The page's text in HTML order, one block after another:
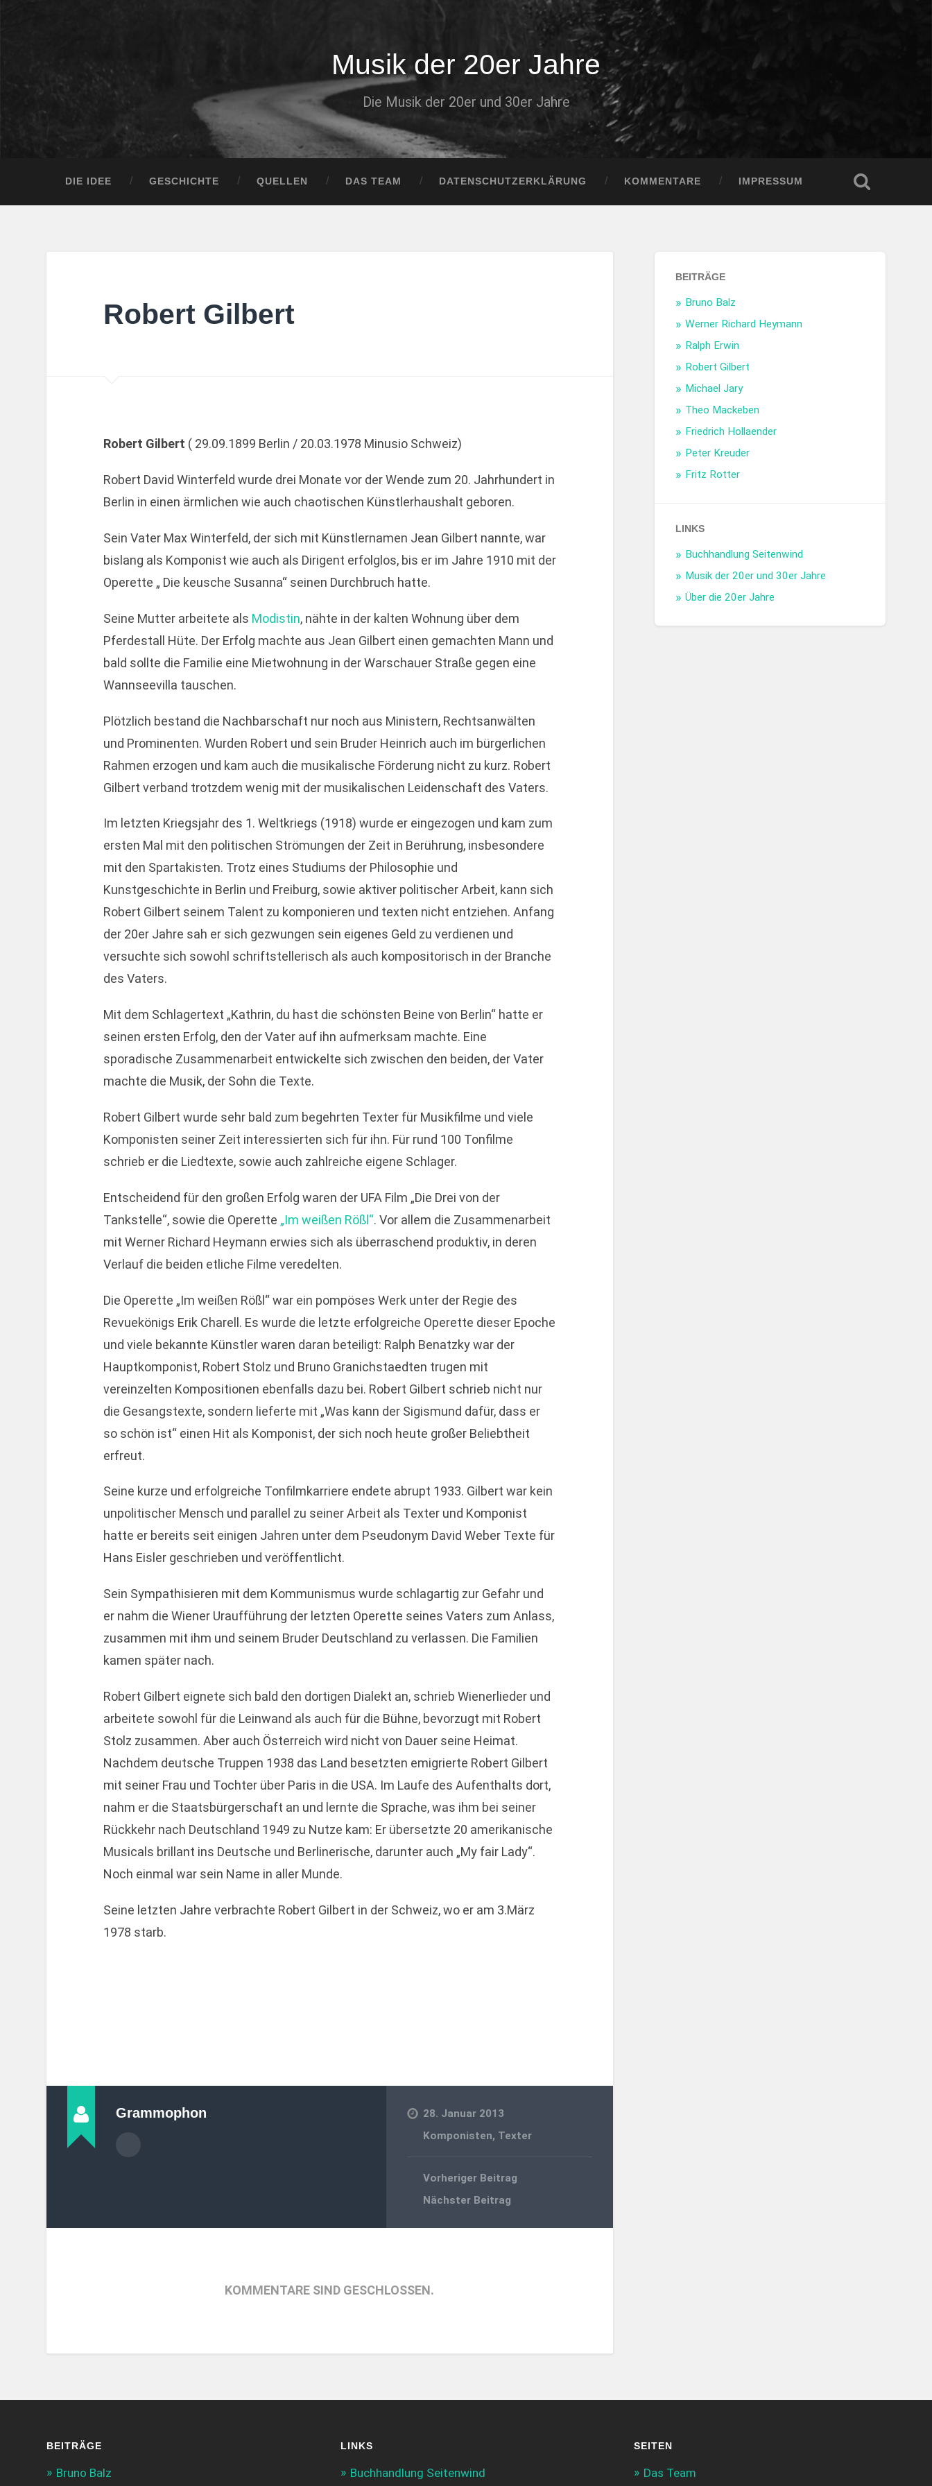
Musik der 20er Jahre
Die Musik der 20er und 30er Jahre
DIE IDEE GESCHICHTE QUELLEN DAS TEAM DATENSCHUTZERKLÄRUNG KOMMENTARE IMPRESSUM
Robert Gilbert
Robert Gilbert ( 29.09.1899 Berlin / 20.03.1978 Minusio Schweiz)
Robert David Winterfeld wurde drei Monate vor der Wende zum 20. Jahrhundert in
Berlin in einen ärmlichen wie auch chaotischen Künstlerhaushalt geboren.
Sein Vater Max Winterfeld, der sich mit Künstlernamen Jean Gilbert nannte, war
bislang als Komponist wie auch als Dirigent erfolglos, bis er im Jahre 1910 mit der
Operette „ Die keusche Susanna“ seinen Durchbruch hatte.
Seine Mutter arbeitete als Modistin, nähte in der kalten Wohnung über dem
Pferdestall Hüte. Der Erfolg machte aus Jean Gilbert einen gemachten Mann und
bald sollte die Familie eine Mietwohnung in der Warschauer Straße gegen eine
Wannseevilla tauschen.
Plötzlich bestand die Nachbarschaft nur noch aus Ministern, Rechtsanwälten
und Prominenten. Wurden Robert und sein Bruder Heinrich auch im bürgerlichen
Rahmen erzogen und kam auch die musikalische Förderung nicht zu kurz. Robert
Gilbert verband trotzdem wenig mit der musikalischen Leidenschaft des Vaters.
Im letzten Kriegsjahr des 1. Weltkriegs (1918) wurde er eingezogen und kam zum
ersten Mal mit den politischen Strömungen der Zeit in Berührung, insbesondere
mit den Spartakisten. Trotz eines Studiums der Philosophie und
Kunstgeschichte in Berlin und Freiburg, sowie aktiver politischer Arbeit, kann sich
Robert Gilbert seinem Talent zu komponieren und texten nicht entziehen. Anfang
der 20er Jahre sah er sich gezwungen sein eigenes Geld zu verdienen und
versuchte sich sowohl schriftstellerisch als auch kompositorisch in der Branche
des Vaters.
Mit dem Schlagertext „Kathrin, du hast die schönsten Beine von Berlin“ hatte er
seinen ersten Erfolg, den der Vater auf ihn aufmerksam machte. Eine
sporadische Zusammenarbeit entwickelte sich zwischen den beiden, der Vater
machte die Musik, der Sohn die Texte.
Robert Gilbert wurde sehr bald zum begehrten Texter für Musikfilme und viele
Komponisten seiner Zeit interessierten sich für ihn. Für rund 100 Tonfilme
schrieb er die Liedtexte, sowie auch zahlreiche eigene Schlager.
Entscheidend für den großen Erfolg waren der UFA Film „Die Drei von der
Tankstelle“, sowie die Operette „Im weißen Rößl“. Vor allem die Zusammenarbeit
mit Werner Richard Heymann erwies sich als überraschend produktiv, in deren
Verlauf die beiden etliche Filme veredelten.
Die Operette „Im weißen Rößl“ war ein pompöses Werk unter der Regie des
Revuekönigs Erik Charell. Es wurde die letzte erfolgreiche Operette dieser Epoche
und viele bekannte Künstler waren daran beteiligt: Ralph Benatzky war der
Hauptkomponist, Robert Stolz und Bruno Granichstaedten trugen mit
vereinzelten Kompositionen ebenfalls dazu bei. Robert Gilbert schrieb nicht nur
die Gesangstexte, sondern lieferte mit „Was kann der Sigismund dafür, dass er
so schön ist“ einen Hit als Komponist, der sich noch heute großer Beliebtheit
erfreut.
Seine kurze und erfolgreiche Tonfilmkarriere endete abrupt 1933. Gilbert war kein
unpolitischer Mensch und parallel zu seiner Arbeit als Texter und Komponist
hatte er bereits seit einigen Jahren unter dem Pseudonym David Weber Texte für
Hans Eisler geschrieben und veröffentlicht.
Sein Sympathisieren mit dem Kommunismus wurde schlagartig zur Gefahr und
er nahm die Wiener Uraufführung der letzten Operette seines Vaters zum Anlass,
zusammen mit ihm und seinem Bruder Deutschland zu verlassen. Die Familien
kamen später nach.
Robert Gilbert eignete sich bald den dortigen Dialekt an, schrieb Wienerlieder und
arbeitete sowohl für die Leinwand als auch für die Bühne, bevorzugt mit Robert
Stolz zusammen. Aber auch Österreich wird nicht von Dauer seine Heimat.
Nachdem deutsche Truppen 1938 das Land besetzten emigrierte Robert Gilbert
mit seiner Frau und Tochter über Paris in die USA. Im Laufe des Aufenthalts dort,
nahm er die Staatsbürgerschaft an und lernte die Sprache, was ihm bei seiner
Rückkehr nach Deutschland 1949 zu Nutze kam: Er übersetzte 20 amerikanische
Musicals brillant ins Deutsche und Berlinerische, darunter auch „My fair Lady“.
Noch einmal war sein Name in aller Munde.
Seine letzten Jahre verbrachte Robert Gilbert in der Schweiz, wo er am 3.März
1978 starb.
Grammophon
28. Januar 2013
Komponisten, Texter
Vorheriger Beitrag
Nächster Beitrag
KOMMENTARE SIND GESCHLOSSEN.
BEITRÄGE
Bruno Balz
Werner Richard Heymann
Ralph Erwin
Robert Gilbert
Michael Jary
Theo Mackeben
Friedrich Hollaender
Peter Kreuder
Fritz Rotter
LINKS
Buchhandlung Seitenwind
Musik der 20er und 30er Jahre
Über die 20er Jahre
BEITRÄGE
Bruno Balz
LINKS
Buchhandlung Seitenwind
SEITEN
Das Team